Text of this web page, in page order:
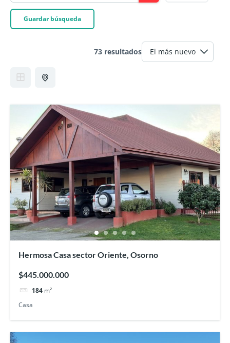
Guardar búsqueda
73 resultados
Hermosa Casa sector Oriente, Osorno
$445.000.000
184 m²
Casa